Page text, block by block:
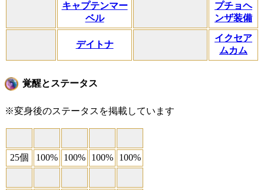
キャプテンマー
ベル
プチョヘ
ンザ装備
デイトナ
イクセア
ムカム
覚醒とステータス
※変身後のステータスを掲載しています
25個 100% 100% 100% 100%